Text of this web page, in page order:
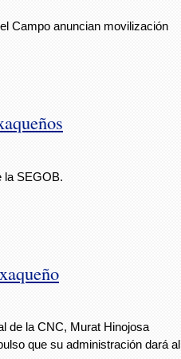
Campo anuncian movilización
la SEGOB.
de la CNC, Murat Hinojosa
que su administración dará al